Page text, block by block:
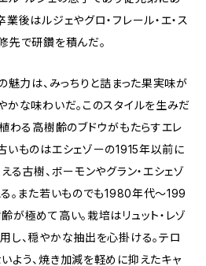
後はルジェやグロ・フレール・エ・ス
先で研鑽を積んだ。
魅力は、みっちりと詰まった果実味が
かな味わいだ。このスタイルを生みだ
わる高樹齢のブドウがもたらすエレ
いものはエシェゾーの1915年以前に
古樹、ボーモンやグラン・エシェゾ
。また若いものでも1980年代～199
極めて高い。栽培はリュット・レゾ
し、穏やかな抽出を心掛ける。テロ
よう、焼き加減を軽めに抑えたキャ